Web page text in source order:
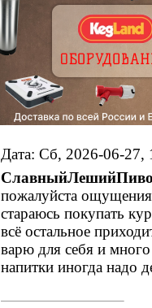
Дата: Сб, 2026-06-
пожалуйста
стараюсь покупать
всё остальное
варю для себя и
напитки иногда надо